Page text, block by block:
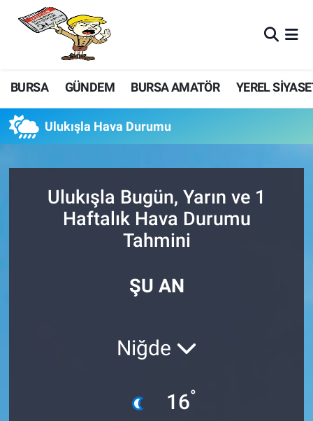
BURSA GÜNDEM BURSA AMATÖR YEREL
Ulukışla Hava Durumu
Ulukışla Bugün, Yarın ve 1
Haftalık Hava Durumu
Tahmini
ŞU AN
Niğde
16°